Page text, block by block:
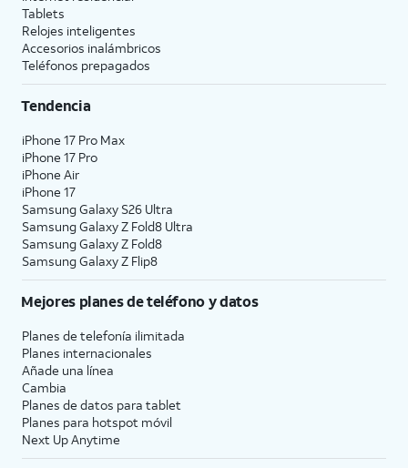
9.
Toca
Continue
de nuevo.
Puedes darle una etiqueta a cada
uno de tus planes móviles, como
"personal" o "comercial". Esto
específicos.
10.
Selecciona un plan
predeterminado para
llamadas y mensajes.
Toca
seleccionar uno para
iMessage y FaceTime.
coincidirán con
lo que hayas
11.
Selecciona el plan
y el número
predeterminados
Tablets
Relojes inteligentes
Accesorios inalámbricos
Teléfonos prepagados
Tendencia
iPhone 17 Pro Max
iPhone 17 Pro
iPhone Air
iPhone 17
Samsung Galaxy S26 Ultra
Samsung Galaxy Z Fold8 Ultra
Samsung Galaxy Z Fold8
Samsung Galaxy Z Flip8
Mejores planes de teléfono y datos
Planes de telefonía ilimitada
Planes internacionales
Añade una línea
Cambia
Planes de datos para tablet
Planes para hotspot móvil
Next Up Anytime